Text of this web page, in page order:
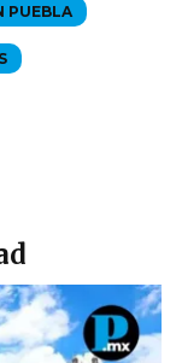
PUEBLA